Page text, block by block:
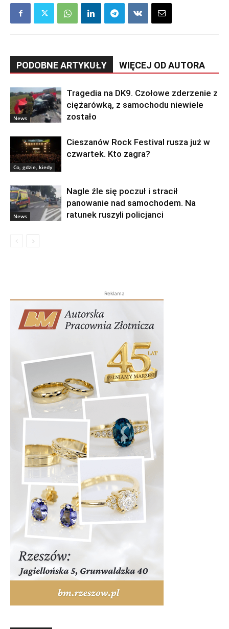
PODOBNE ARTYKUŁY WIĘCEJ OD AUTORA
News
Tragedia na DK9. Czołowe zderzenie z
ciężarówką, z samochodu niewiele
zostało
Co, gdzie, kiedy
Cieszanów Rock Festival rusza już w
czwartek. Kto zagra?
News
Nagle źle się poczuł i stracił
panowanie nad samochodem. Na
ratunek ruszyli policjanci
Reklama